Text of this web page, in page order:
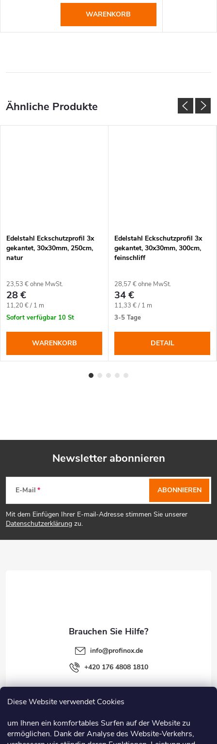
Diese Website verwendet Cookies
um Ihnen ein komfortables Surfen auf der Website zu
ermöglichen. Dank der Analyse des Website-Verkehrs,
WARENKORB
Edelstahl Eckschutzprofil 3x
gekantet, 30x30mm, 250cm,
natur
23,53 € ohne MwSt.
28 €
Verkaufspreis:
11,20 € / 1 m
Sofort verfügbar 10 St
WARENKORB
Edelstahl Eckschutzprofil 3x
gekantet, 30x30mm, 300cm,
feinschliff
28,57 € ohne MwSt.
34 €
Verkaufspreis:
11,33 € / 1 m
3-5 Tage
DETAIL
F
u
ß
Newsletter abonnieren
E-Mail
Mit dem Einfügen Ihrer E-mail-Adresse stimmen Sie unserer
Datenschutzerklärung zu.
ABONNIEREN
Information
info@profinox.de
+420 176 4808 1810